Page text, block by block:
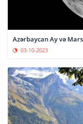
Azərbaycan Ay və
03-10-2023